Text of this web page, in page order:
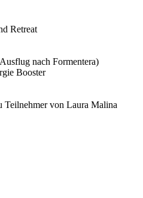
Retreat
nach Formentera)
Booster
Teilnehmer von Laura Malina